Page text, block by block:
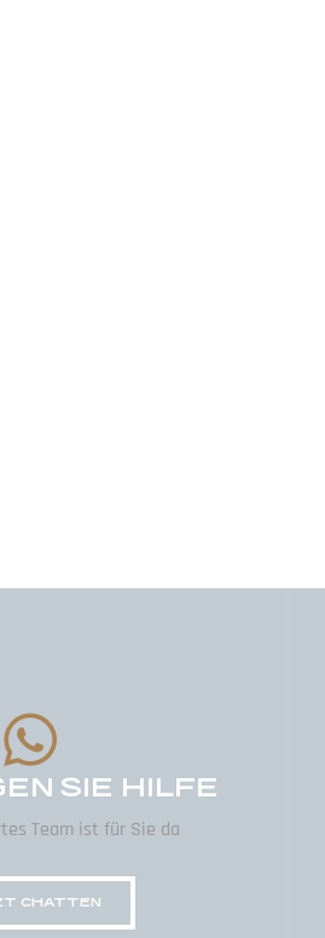
SIE HILFE?
Team ist für Sie da.
CHATTEN